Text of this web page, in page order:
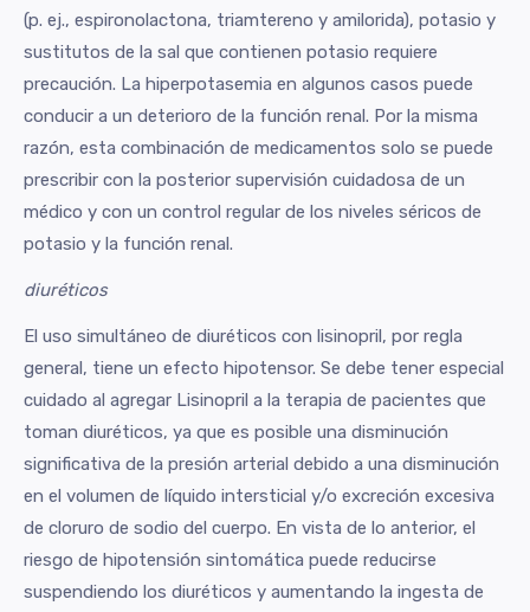
(p. ej., espironolactona, triamtereno y amilorida), potasio y
sustitutos de la sal que contienen potasio requiere
precaución. La hiperpotasemia en algunos casos puede
conducir a un deterioro de la función renal. Por la misma
razón, esta combinación de medicamentos solo se puede
prescribir con la posterior supervisión cuidadosa de un
médico y con un control regular de los niveles séricos de
potasio y la función renal.
diuréticos
El uso simultáneo de diuréticos con lisinopril, por regla
general, tiene un efecto hipotensor. Se debe tener especial
cuidado al agregar Lisinopril a la terapia de pacientes que
toman diuréticos, ya que es posible una disminución
significativa de la presión arterial debido a una disminución
en el volumen de líquido intersticial y/o excreción excesiva
de cloruro de sodio del cuerpo. En vista de lo anterior, el
riesgo de hipotensión sintomática puede reducirse
suspendiendo los diuréticos y aumentando la ingesta de